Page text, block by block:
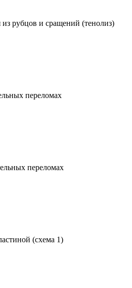
рубцов и сращений (тенолиз)
переломах
переломах
(схема 1)